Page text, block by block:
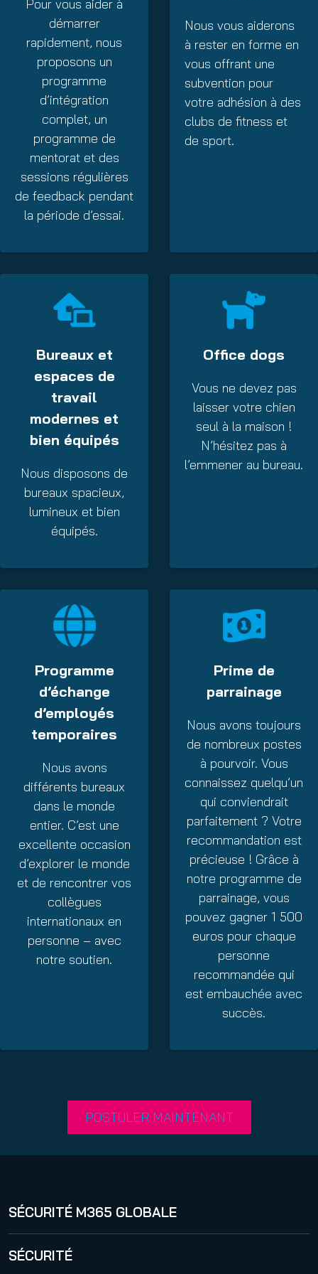
Pour vous aider à
démarrer
rapidement, nous
proposons un
programme
d’intégration
complet, un
programme de
mentorat et des
sessions régulières
de feedback pendant
la période d’essai.
Nous vous aiderons
à rester en forme en
vous offrant une
subvention pour
votre adhésion à des
clubs de fitness et
de sport.
Bureaux et
espaces de
travail
modernes et
bien équipés
Nous disposons de
bureaux spacieux,
lumineux et bien
équipés.
Office dogs
Vous ne devez pas
laisser votre chien
seul à la maison !
N’hésitez pas à
l’emmener au bureau.
Programme
d’échange
d’employés
temporaires
Nous avons
différents bureaux
dans le monde
entier. C’est une
excellente occasion
d’explorer le monde
et de rencontrer vos
collègues
internationaux en
personne – avec
notre soutien.
Prime de
parrainage
Nous avons toujours
de nombreux postes
à pourvoir. Vous
connaissez quelqu’un
qui conviendrait
parfaitement ? Votre
recommandation est
précieuse ! Grâce à
notre programme de
parrainage, vous
pouvez gagner 1 500
euros pour chaque
personne
recommandée qui
est embauchée avec
succès.
POSTULER MAINTENANT
SÉCURITÉ M365 GLOBALE
365 Total Protection
SÉCURITÉ